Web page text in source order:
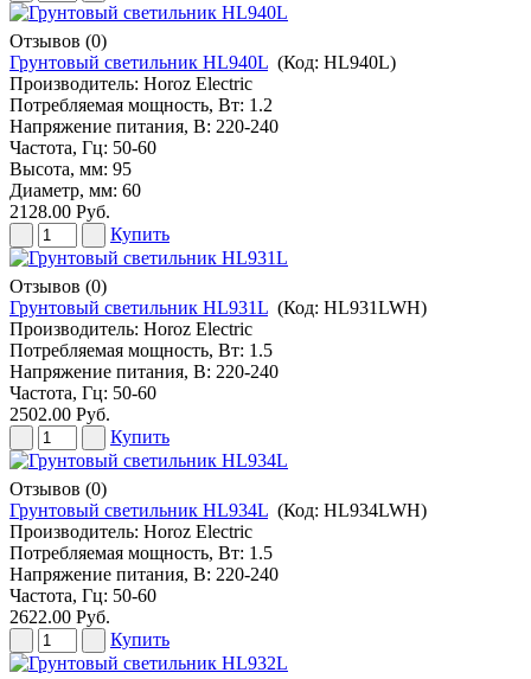
Отзывов (0)
Грунтовый светильник HL940L (Код: HL940L)
Производитель: Horoz Electric
Потребляемая мощность, Вт: 1.2
Напряжение питания, В: 220-240
Частота, Гц: 50-60
Высота, мм: 95
Диаметр, мм: 60
2128.00 Руб.
Купить
Отзывов (0)
Грунтовый светильник HL931L (Код: HL931LWH)
Производитель: Horoz Electric
Потребляемая мощность, Вт: 1.5
Напряжение питания, В: 220-240
Частота, Гц: 50-60
2502.00 Руб.
Купить
Отзывов (0)
Грунтовый светильник HL934L (Код: HL934LWH)
Производитель: Horoz Electric
Потребляемая мощность, Вт: 1.5
Напряжение питания, В: 220-240
Частота, Гц: 50-60
2622.00 Руб.
Купить